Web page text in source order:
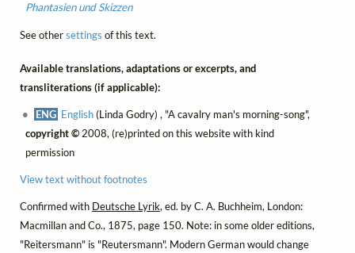
Phantasien und Skizzen
See othersettings of this text.
Available translations, adaptations or excerpts, and
transliterations (if applicable):
ENG English(Linda Godry) , "A cavalry man's morning-song",
copyright ©2008, (re)printed on this website with kind
permission
View text without footnotes
Confirmed with Deutsche Lyrik, ed. by C. A. Buchheim, London:
Macmillan and Co., 1875, page 150. Note: in some older editions,
"Reitersmann" is "Reutersmann". Modern German would change